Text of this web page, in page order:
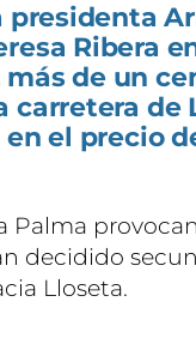
presidenta
Ribera
de un
carretera de
el precio
Palma
decidido
Lloseta.